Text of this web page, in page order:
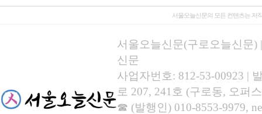
서울오늘신문의 모든 컨텐츠는 저
서울오늘신문(구로오늘신문)
신문
사업자번호: 812-53-00923 |
로 207, 241호 (구로동, 오퍼
☎ (발행인) 010-8553-9979,